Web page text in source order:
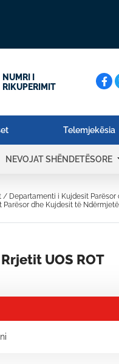
NUMRI I
RIKUPERIMIT
Telemjekësia
NEVOJAT SHËNDETËSORE
/ Departamenti i Kujdesit
dhe Kujdesit të
UOS ROT